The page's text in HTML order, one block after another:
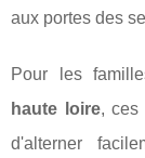
aux portes des
Pour les
haute loire, ces
d'alterner